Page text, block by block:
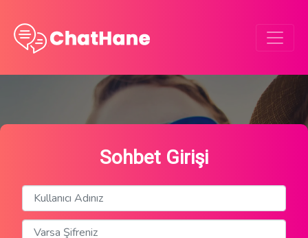
Sohbet Girişi